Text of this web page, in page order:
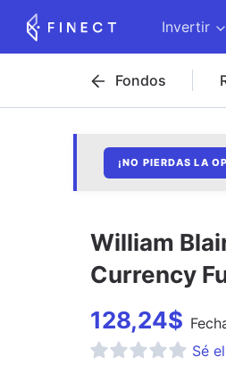
Invertir
Fondos
¡NO PIERDAS LA
William
Currency
128,24$
Sé